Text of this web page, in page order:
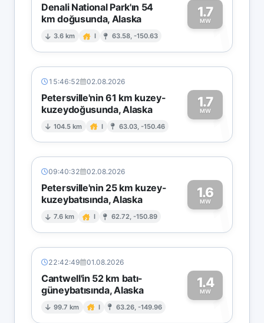
Denali National Park'ın 54
km doğusunda, Alaska
3.6 km I 63.58, -150.63
1.7
MW1
15:46:52 02.08.2026
Petersville'nin 61 km kuzey-
kuzeydoğusunda, Alaska
104.5 km I 63.03, -150.46
1.7
MW1
09:40:32 02.08.2026
Petersville'nin 25 km kuzey-
kuzeybatısında, Alaska
7.6 km I 62.72, -150.89
1.6
MW1
22:42:49 01.08.2026
Cantwell'in 52 km batı-
güneybatısında, Alaska
99.7 km I 63.26, -149.96
1.4
MW1